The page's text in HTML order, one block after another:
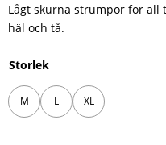
Lågt skurna strumpor för all
häl och tå.
Storlek
M L XL